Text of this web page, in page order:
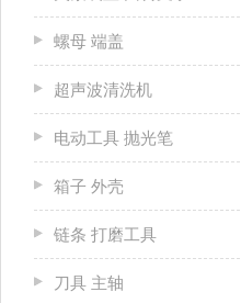
螺母 端盖
超声波清洗机
电动工具 抛光笔
箱子 外壳
链条 打磨工具
刀具 主轴